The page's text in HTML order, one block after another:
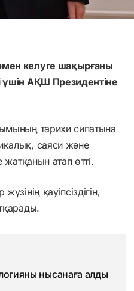
келуге шақырғаны
үшін АҚШ Президентіне
тарихи сипатына
саяси және
атап өтті.
қауіпсіздігін,
нысанаға алды